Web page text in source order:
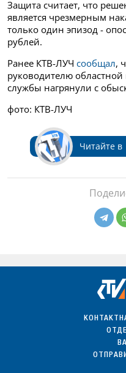
Защита считает, что
является чрезмерным
только один эпизод -
рублей.
Ранее КТВ-ЛУЧ сообщал,
руководителю областной
службы нагрянули с
фото: КТВ-ЛУЧ
Читайте в